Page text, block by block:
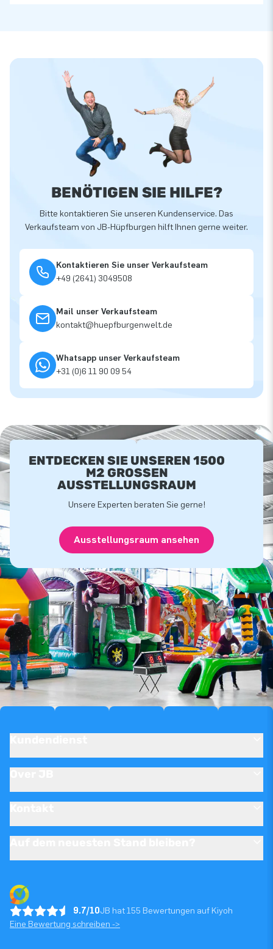
BENÖTIGEN SIE HILFE?
Bitte kontaktieren Sie unseren Kundenservice. Das
Verkaufsteam von JB-Hüpfburgen hilft Ihnen gerne weiter.
Kontaktieren Sie unser Verkaufsteam
+49 (2641) 3049508
Mail unser Verkaufsteam
kontakt@huepfburgenwelt.de
Whatsapp unser Verkaufsteam
+31 (0)6 11 90 09 54
ENTDECKEN SIE UNSEREN 1500
M2 GROSSEN A
USSTELLUNGSRAUM
Unsere Experten beraten Sie gerne!
Ausstellungsraum ansehen
9.7/10JB hat 155 Bewertungen auf Kiyoh
Eine Bewertung schreiben ->